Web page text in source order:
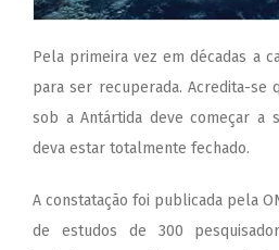
Pela primeira vez em décadas a
para ser recuperada. Acredita-se
sob a Antártida deve começar a
deva estar totalmente fechado.
A constatação foi publicada pela
de estudos de 300